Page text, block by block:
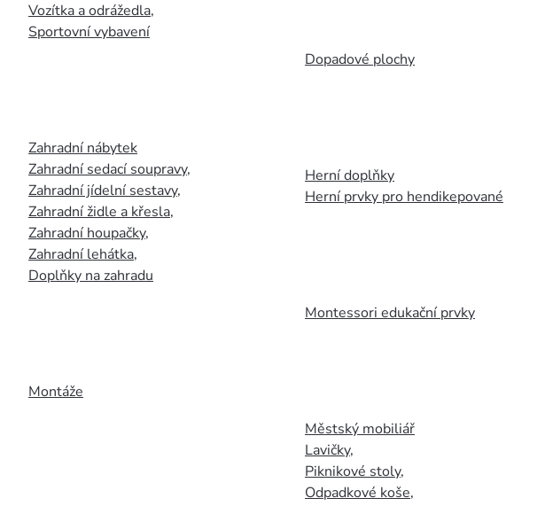
Vozítka a odrážedla,
Sportovní vybavení
Zahradní nábytek
Zahradní sedací soupravy,
Zahradní jídelní sestavy,
Zahradní židle a křesla,
Zahradní houpačky,
Zahradní lehátka,
Doplňky na zahradu
Montáže
Dopadové plochy
Herní doplňky
Herní prvky pro hendikepované
Montessori edukační prvky
Městský mobiliář
Lavičky,
Piknikové stoly,
Odpadkové koše,